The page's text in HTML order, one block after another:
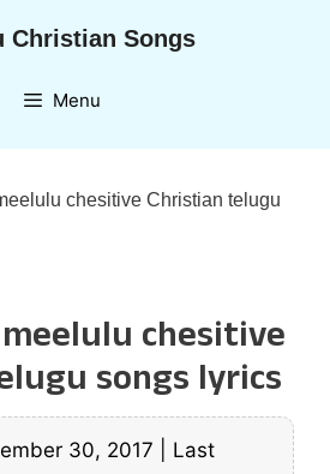
Christian Songs
Menu
chesitive Christian telugu
chesitive
songs lyrics
30, 2017
Last